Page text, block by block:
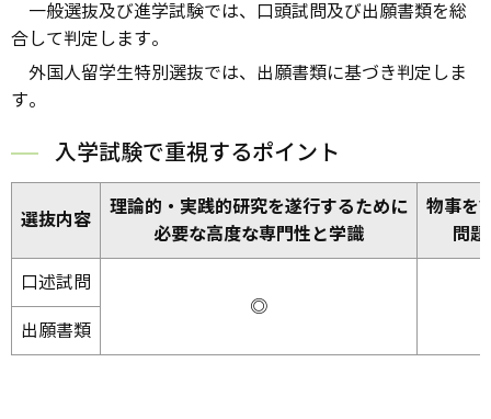
一般選抜及び進学試験では、口頭試問及び出願書類を総
合して判定します。
外国人留学生特別選抜では、出願書類に基づき判定しま
す。
入学試験で重視するポイント
選抜内容
理論的・実践的研究を遂行するために
必要な高度な専門性と学識
物事を
問
口述試問
◎
出願書類